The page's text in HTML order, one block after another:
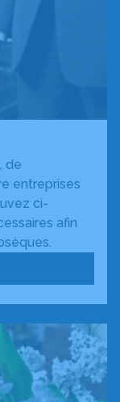
de
entreprises
ci-
afin